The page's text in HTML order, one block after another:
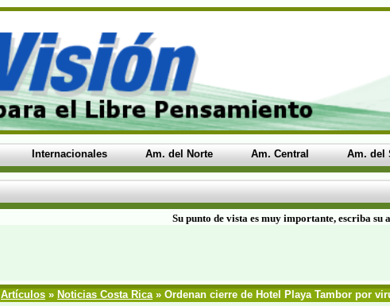
Internacionales Am. del Norte Am. Central Am. del
Su punto de vista es muy importante, escriba
Artículos » Noticias Costa Rica» Ordenan cierre de Hotel Playa Tambor por